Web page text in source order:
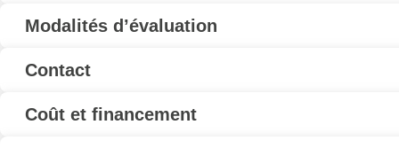
Modalités d’évaluation
Contact
Coût et financement